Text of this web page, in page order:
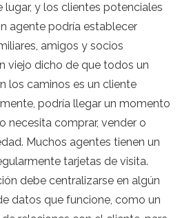
lugar, y los clientes potenciales
agente podría establecer
amigos y socios
viejo dicho de que todos un
los caminos es un cliente
podría llegar un momento
necesita comprar, vender o
Muchos agentes tienen un
tarjetas de visita.
debe centralizarse en algún
datos que funcione, como un